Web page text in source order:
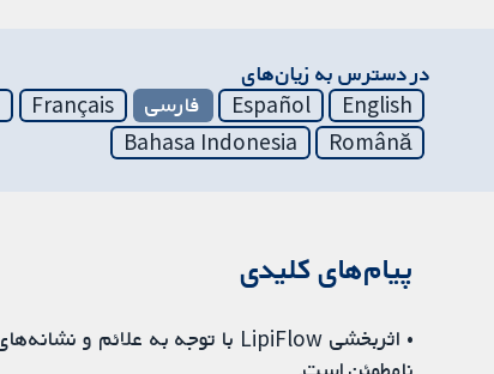
در دسترس به زیان‌های
English
Español فارسی Français
Română
Bahasa Indonesia
پیام‌های کلیدی